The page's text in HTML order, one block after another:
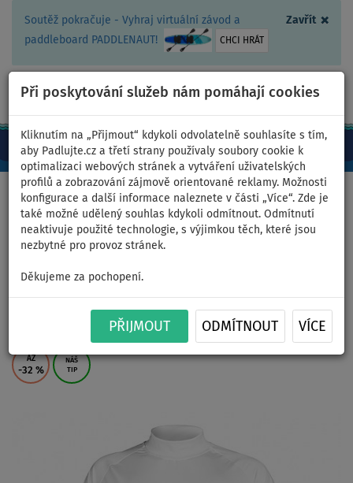
Zavřít ×
Soutěž pokračuje - Vyhraj virtuální závod a
paddleboard PADDLENAUT!
CHCI HRÁT
Při poskytování služeb nám pomáhají cookies
Kliknutím na „Přijmout“ kdykoli odvolatelně souhlasíte s tím,
aby Padlujte.cz a třetí strany používaly soubory cookie k
optimalizaci webových stránek a vytváření uživatelských
profilů a zobrazování zájmově orientované reklamy. Možnosti
konfigurace a další informace naleznete v části „Více“. Zde je
také možné udělený souhlas kdykoli odmítnout. Odmítnutí
neaktivuje použité technologie, s výjimkou těch, které jsou
nezbytné pro provoz stránek.
Děkujeme za pochopení.
PŘIJMOUT ODMÍTNOUT VÍCE
CZ/Kč +420 467 409 090 0ks
Domů >Oblečení >Trička > LYCRA >Pánská
Tričko pánské
PADDLEBOARDING WHITE lycra
dlouhý rukáv - velikost: XS
AŽ
-32 %
NÁŠ
TIP